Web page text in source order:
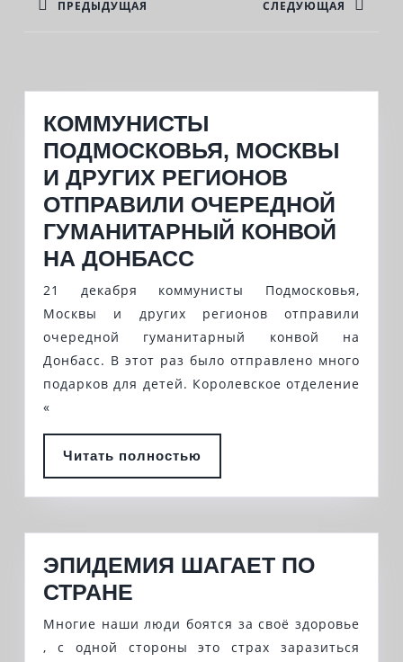
ЗАПИСЯМ
ПРЕДЫДУЩАЯ СЛЕДУЮЩАЯ
КОММУНИСТЫ
ПОДМОСКОВЬЯ, МОСКВЫ
И ДРУГИХ РЕГИОНОВ
ОТПРАВИЛИ ОЧЕРЕДНОЙ
ГУМАНИТАРНЫЙ КОНВОЙ
НА ДОНБАССКОММУНИСТЫ
ПОДМОСКОВЬЯ,
МОСКВЫ
И
ДРУГИХ
РЕГИОНОВ
ГУМАНИТАРНЫЙ
КОНВОЙ
НА
ДОНБАСС
21 декабря коммунисты Подмосковья,
Москвы и других регионов отправили
очередной гуманитарный конвой на
Донбасс. В этот раз было отправлено много
подарков для детей. Королевское отделение
«
Читать полностью
полностью
ЭПИДЕМИЯ ШАГАЕТ ПО
СТРАНЕ
ШАГАЕТ
ПО
Многие наши люди боятся за своё здоровье
, с одной стороны это страх заразиться